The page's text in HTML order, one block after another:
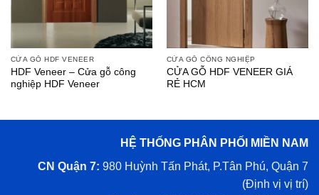
CỬA GỖ HDF VENEER
HDF Veneer – Cửa gỗ công
nghiệp HDF Veneer
CỬA GỖ CÔNG NGHIỆP
CỬA GỖ HDF VENEER GIÁ
RẺ HCM
HỆ THỐNG PHÂN PHỐI MIỀN NAM
CN Quận 7: 980 Huỳnh Tấn Phát, P.Tân Phú, Quận 7
(Định vị vị trí)